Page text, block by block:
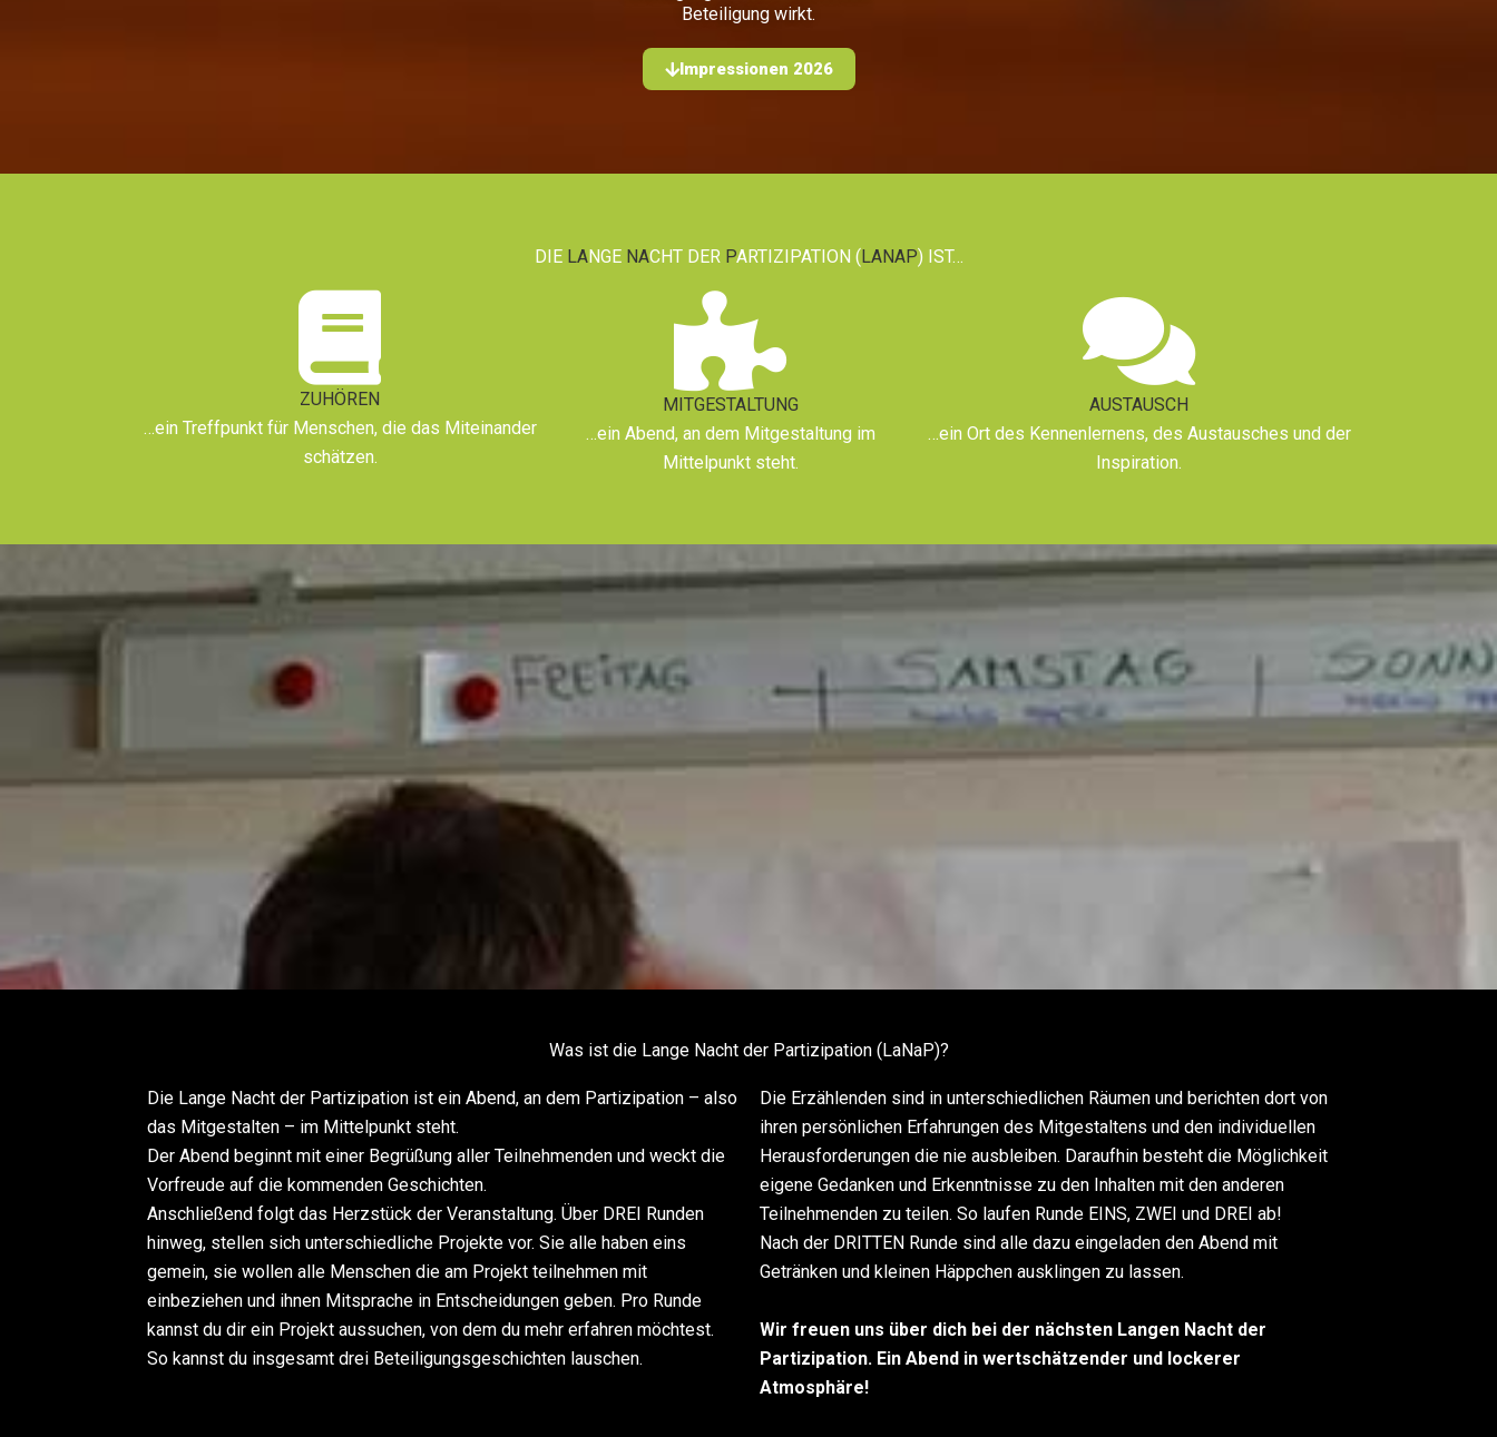
Beteiligung wirkt.
Impressionen 2026
DIE LANGE NACHT DER PARTIZIPATION ( LANAP) IST…
ZUHÖREN
…ein Treffpunkt für Menschen, die das Miteinander
schätzen.
MITGESTALTUNG
…ein Abend, an dem Mitgestaltung im
Mittelpunkt steht.
AUSTAUSCH
…ein Ort des Kennenlernens, des Austausches und der
Inspiration.
Was ist die Lange Nacht der Partizipation (LaNaP)?
Die Lange Nacht der Partizipation ist ein Abend, an dem Partizipation – also
das Mitgestalten – im Mittelpunkt steht.
Der Abend beginnt mit einer Begrüßung aller Teilnehmenden und weckt die
Vorfreude auf die kommenden Geschichten.
Anschließend folgt das Herzstück der Veranstaltung. Über DREI Runden
hinweg, stellen sich unterschiedliche Projekte vor. Sie alle haben eins
gemein, sie wollen alle Menschen die am Projekt teilnehmen mit
einbeziehen und ihnen Mitsprache in Entscheidungen geben. Pro Runde
kannst du dir ein Projekt aussuchen, von dem du mehr erfahren möchtest.
So kannst du insgesamt drei Beteiligungsgeschichten lauschen.
Die Erzählenden sind in unterschiedlichen Räumen und berichten dort von
ihren persönlichen Erfahrungen des Mitgestaltens und den individuellen
Herausforderungen die nie ausbleiben. Daraufhin besteht die Möglichkeit
eigene Gedanken und Erkenntnisse zu den Inhalten mit den anderen
Teilnehmenden zu teilen. So laufen Runde EINS, ZWEI und DREI ab!
Nach der DRITTEN Runde sind alle dazu eingeladen den Abend mit
Getränken und kleinen Häppchen ausklingen zu lassen.
Wir freuen uns über dich bei der nächsten Langen Nacht der
Partizipation. Ein Abend in wertschätzender und lockerer
Atmosphäre!